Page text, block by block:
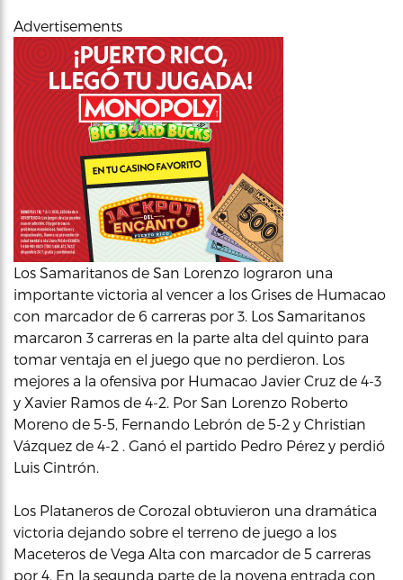
Advertisements
Los Samaritanos de San Lorenzo lograron una
importante victoria al vencer a los Grises de Humacao
con marcador de 6 carreras por 3. Los Samaritanos
marcaron 3 carreras en la parte alta del quinto para
tomar ventaja en el juego que no perdieron. Los
mejores a la ofensiva por Humacao Javier Cruz de 4-3
y Xavier Ramos de 4-2. Por San Lorenzo Roberto
Moreno de 5-5, Fernando Lebrón de 5-2 y Christian
Vázquez de 4-2 . Ganó el partido Pedro Pérez y perdió
Luis Cintrón.
Los Plataneros de Corozal obtuvieron una dramática
victoria dejando sobre el terreno de juego a los
Maceteros de Vega Alta con marcador de 5 carreras
por 4. En la segunda parte de la novena entrada con